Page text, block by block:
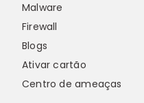
Malware
Firewall
Blogs
Ativar cartão
Centro de ameaças